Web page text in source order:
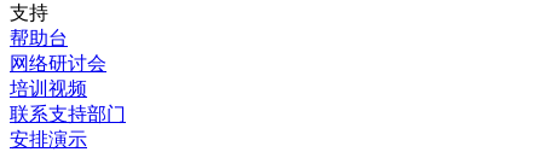
支持
帮助台
网络研讨会
培训视频
联系支持部门
安排演示